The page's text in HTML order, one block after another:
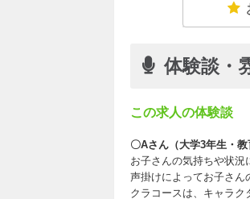
体験談・
この求人の体験談
〇Aさん（大学3年生・教
お子さんの気持ちや状
声掛けによってお子さん
クラコースは、キャラ